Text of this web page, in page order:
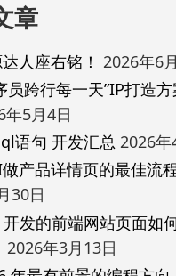
章
人座右铭！ 2026年6
员跨行每一天”IP打造方
年5月4日
语句 开发汇总 2026年
产品详情页的最佳流
30日
发的前端网站页面如
2026年3月13日